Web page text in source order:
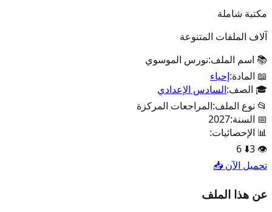
مكتبة شاملة
آلاف الملفات المتنوعة
📚 اسم الملف:نورس الموسوي
📖 المادة:إحياء
🎓 الصف:السادس الإعدادي
📂 نوع الملف:المراجعات المركزة
📅 السنة:2027
📊 الإحصائيات:
👁️
3
⬇️
6
تحميل الآن 📥
عن هذا الملف